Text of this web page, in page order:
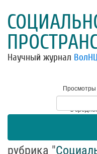
Научный журнал
Просмотры
Посетители
* - в
рубрика "